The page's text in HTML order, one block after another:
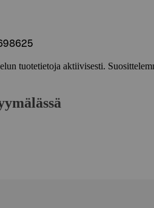
tuotetietoja aktiivisesti.